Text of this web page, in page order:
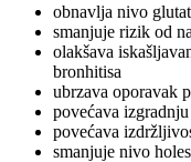
obnavlja nivo
smanjuje rizik od
olakšava
bronhitisa
ubrzava oporavak
povećava
povećava
smanjuje nivo